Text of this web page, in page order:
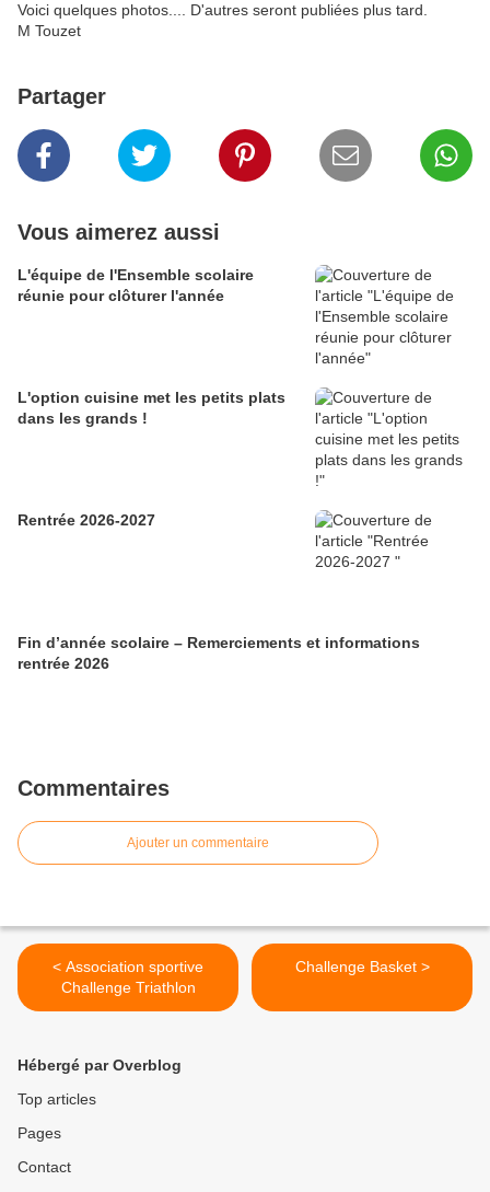
Voici quelques photos.... D'autres seront publiées plus tard.
M Touzet
Partager
Vous aimerez aussi
L'équipe de l'Ensemble scolaire
réunie pour clôturer l'année
L'option cuisine met les petits plats
dans les grands !
Rentrée 2026-2027
Fin d’année scolaire – Remerciements et informations
rentrée 2026
Commentaires
Ajouter un commentaire
< Association sportive
Challenge Triathlon
Challenge Basket >
Hébergé par Overblog
Top articles
Pages
Contact